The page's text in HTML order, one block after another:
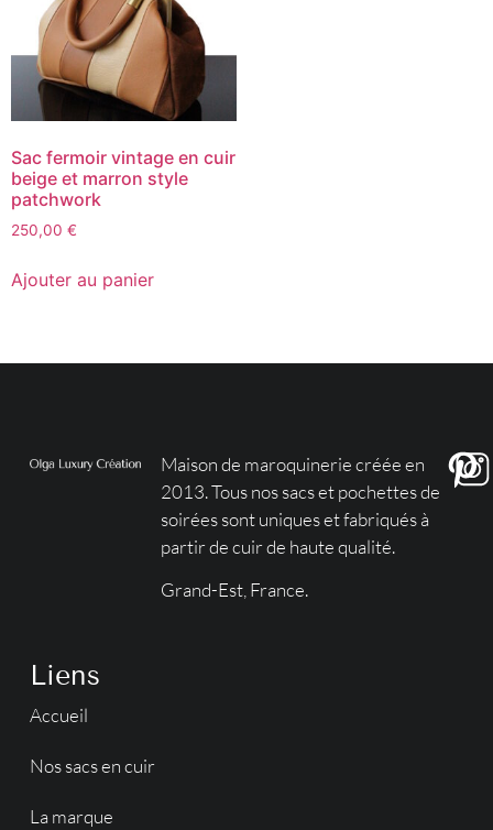
Sac fermoir vintage en cuir
beige et marron style
patchwork
250,00 €
Ajouter au panier
Maison de maroquinerie créée en
2013. Tous nos sacs et pochettes de
soirées sont uniques et fabriqués à
partir de cuir de haute qualité.
Grand-Est, France.
Liens
Accueil
Nos sacs en cuir
La marque